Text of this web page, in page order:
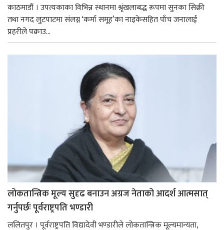
काठमाडौं । उपत्यकाका विभिन्न स्थानमा श्रृंखलाबद्ध रूपमा सुनका सिक्री
तथा नगद लुटपाटमा संलग्न ‘कर्मा समूह’का नाइकेसहित पाँच जनालाई
प्रहरीले पक्राउ...
लोकतान्त्रिक मूल्य सुदृढ बनाउन अग्रज नेताको आदर्श आत्मसात्
गर्नुपर्छः पूर्वराष्ट्रपति भण्डारी
ललितपुर । पूर्वराष्ट्रपति विद्यादेवी भण्डारीले लोकतान्त्रिक मूल्यमान्यता,